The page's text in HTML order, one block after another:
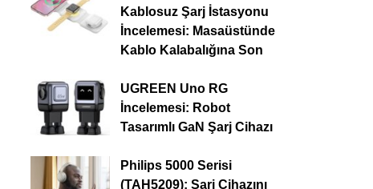
Kablosuz Şarj İstasyonu
İncelemesi: Masaüstünde
Kablo Kalabalığına Son
UGREEN Uno RG
İncelemesi: Robot
Tasarımlı GaN Şarj Cihazı
Philips 5000 Serisi
(TAH5209): Şarj Cihazını